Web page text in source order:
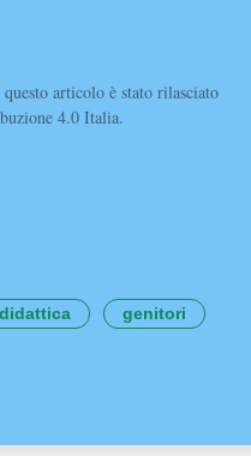
articolo è stato rilasciato
4.0 Italia.
didattica genitori